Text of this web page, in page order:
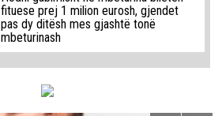
fituese prej 1 milion eurosh, gjendet
pas dy ditësh mes gjashtë tonë
mbeturinash